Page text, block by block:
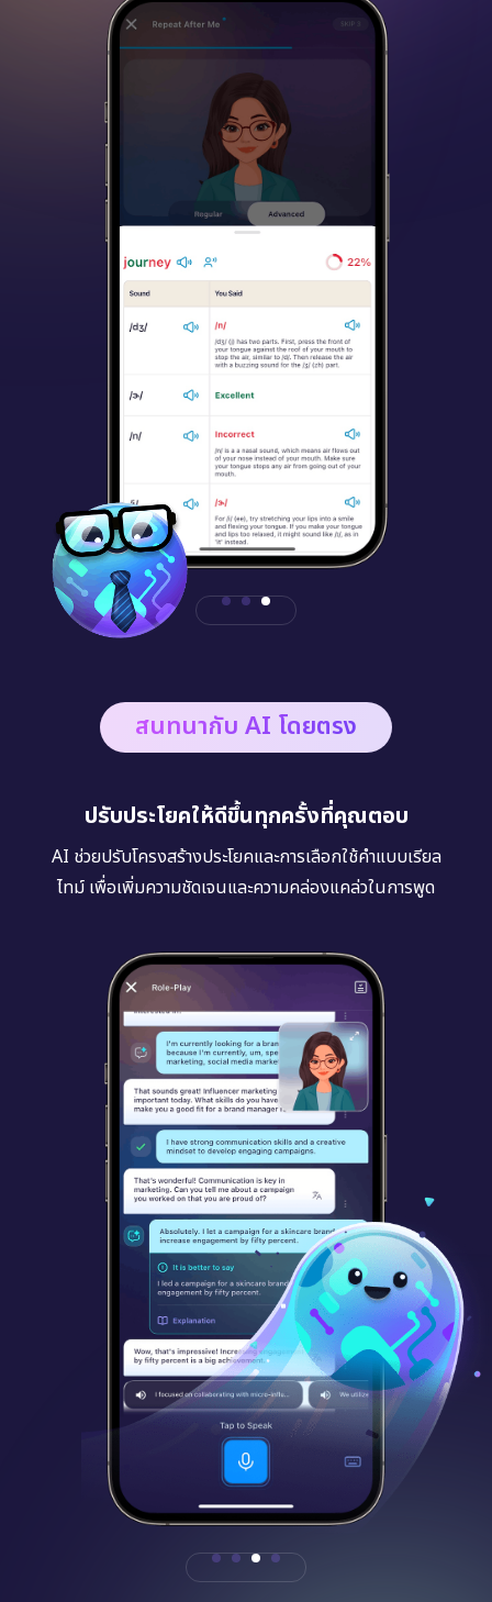
สนทนากับ AI โดยตรง
ปรับประโยคให้ดีขึ้นทุกครั้งที่คุณตอบ
AI ช่วยปรับโครงสร้างประโยคและการเลือกใช้คำแบบเรียล
ไทม์ เพื่อเพิ่มความชัดเจนและความคล่องแคล่วในการพูด